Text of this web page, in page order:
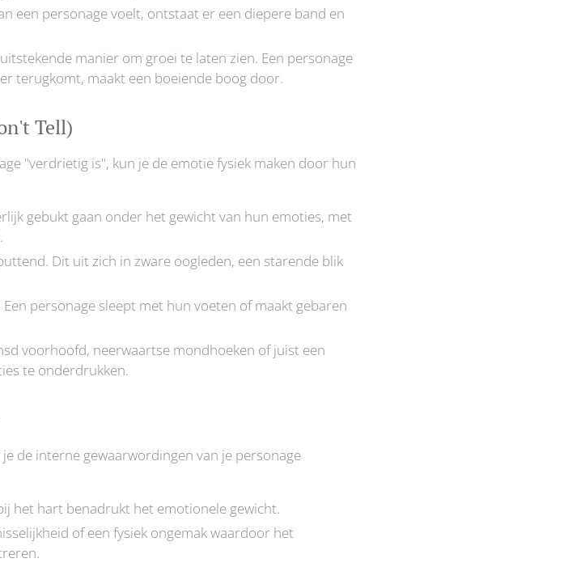
een personage voelt, ontstaat er een diepere band en
manier om groei te laten zien. Een personage
terugkomt, maakt een boeiende boog door.
Tell)
"verdrietig is", kun je de emotie fysiek maken door hun
gebukt gaan onder het gewicht van hun emoties, met
Dit uit zich in zware oogleden, een starende blik
personage sleept met hun voeten of maakt gebaren
voorhoofd, neerwaartse mondhoeken of juist een
te onderdrukken.
de interne gewaarwordingen van je personage
het hart benadrukt het emotionele gewicht.
of een fysiek ongemak waardoor het